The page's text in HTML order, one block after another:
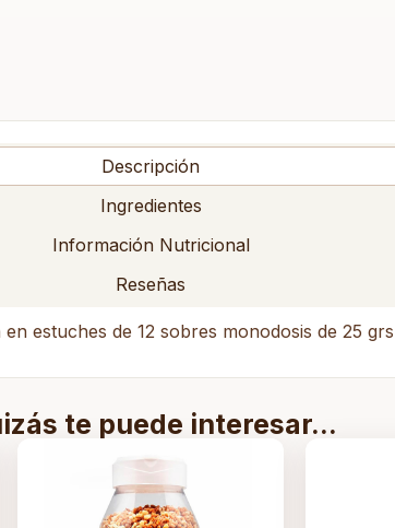
Descripción
Ingredientes
Información Nutricional
Reseñas
en estuches de 12 sobres monodosis de 25
te puede interesar...